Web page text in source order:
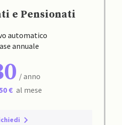
e Pensionati
automatico
annuale
/ anno
€ al mese